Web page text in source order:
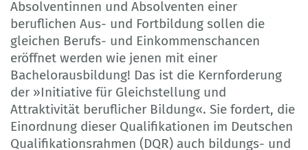
Absolventinnen und Absolventen einer
beruflichen Aus- und Fortbildung sollen die
gleichen Berufs- und Einkommenschancen
eröffnet werden wie jenen mit einer
Bachelorausbildung! Das ist die Kernforderung
der »Initiative für Gleichstellung und
Attraktivität beruflicher Bildung«. Sie fordert, die
Einordnung dieser Qualifikationen im Deutschen
Qualifikationsrahmen (DQR) auch bildungs- und